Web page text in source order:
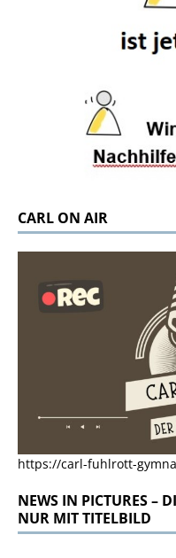
CARL ON AIR
https://carl-fuhlrott-
NEWS IN PICTURES –
NUR MIT TITELBILD